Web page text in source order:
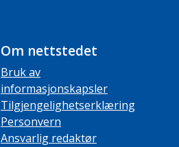
Om nettstedet
Bruk av
informasjonskapsler
Tilgjengelighetserklæring
Personvern
Ansvarlig redaktør